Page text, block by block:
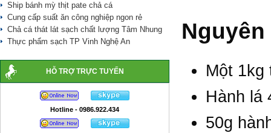
Ship bánh mỳ thịt pate chả cá
Cung cấp suất ăn công nghiệp ngon rẻ
Chả cá thát lát sạch chất lượng Tâm Nhung
Thực phẩm sạch TP Vinh Nghệ An
HỖ TRỢ TRỰC TUYẾN
Hotline - 0986.922.434
Một
Hành lá
50g